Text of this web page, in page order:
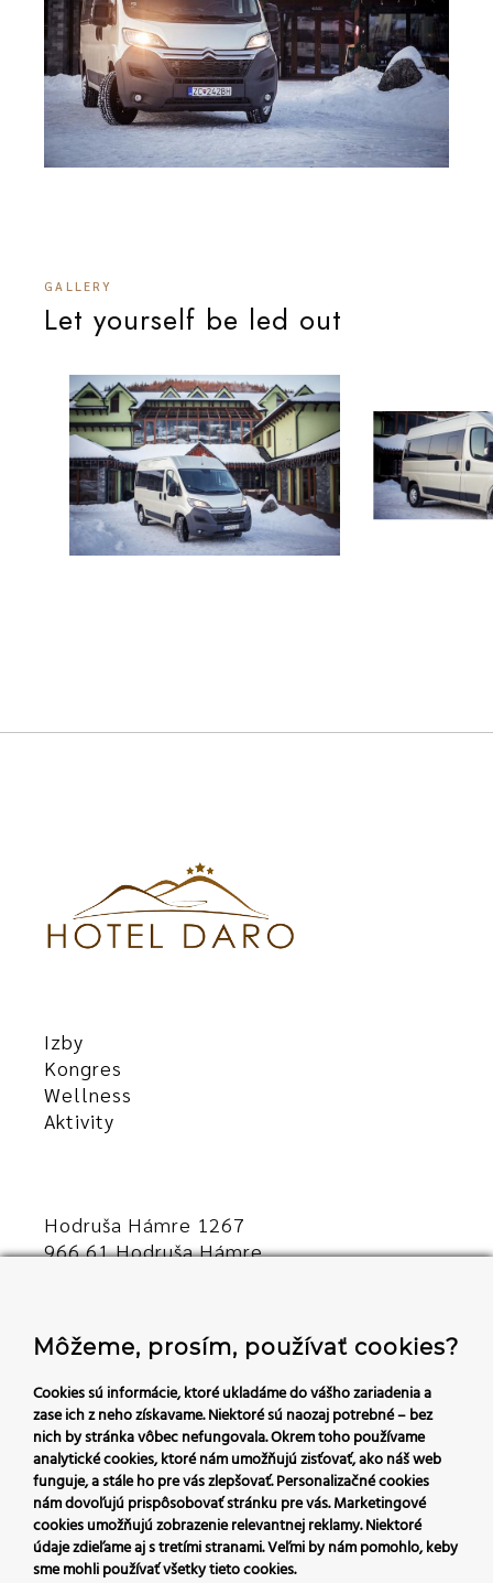
GALLERY
Let yourself be led out
Izby
Kongres
Wellness
Aktivity
Hodruša Hámre 1267
966 61 Hodruša Hámre
recepcia@hoteldaro.sk
Sledujte nás:
Môžeme, prosím, používať cookies?
Cookies sú informácie, ktoré ukladáme do vášho zariadenia a
zase ich z neho získavame. Niektoré sú naozaj potrebné – bez
nich by stránka vôbec nefungovala.Okrem toho používame
analytické cookies, ktoré nám umožňujú zisťovať, ako náš web
funguje, a stále ho pre vás zlepšovať. Personalizačné cookies
nám dovoľujú prispôsobovať stránku pre vás.Marketingové
cookies umožňujú zobrazenie relevantnej reklamy. Niektoré
údaje zdieľame aj s tretími stranami. Veľmi by nám pomohlo, keby
sme mohli používať všetky tieto cookies.